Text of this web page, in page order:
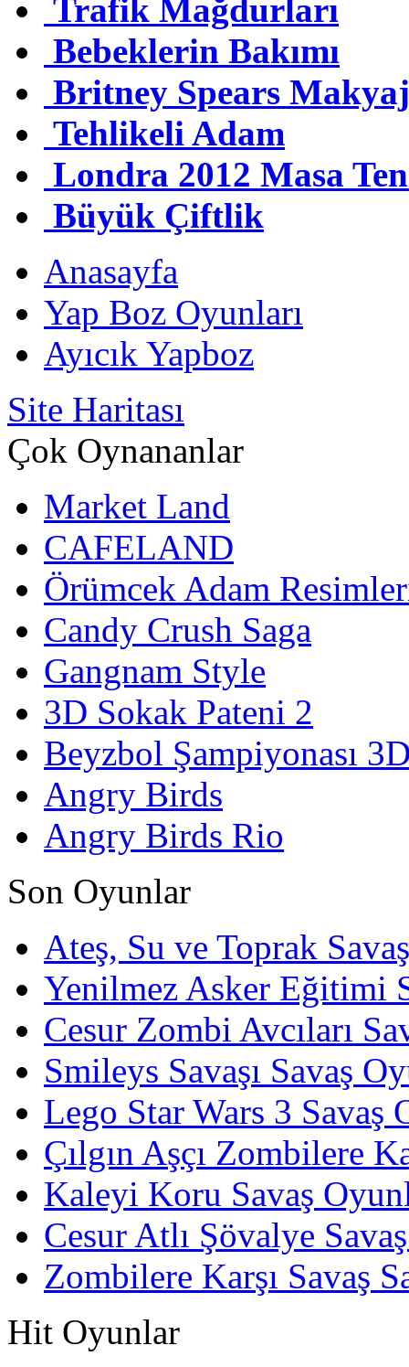
Trafik Mağdurları
Bebeklerin Bakımı
Britney Spears Makyaj
Tehlikeli Adam
Londra 2012 Masa
Büyük Çiftlik
Anasayfa
Yap Boz Oyunları
Ayıcık Yapboz
Site Haritası
Çok Oynananlar
Market Land
CAFELAND
Örümcek Adam
Candy Crush Saga
Gangnam Style
3D Sokak Pateni 2
Beyzbol Şampiyonası
Angry Birds
Angry Birds Rio
Son Oyunlar
Ateş, Su ve Toprak
Yenilmez Asker Eğitimi
Cesur Zombi Avcıları
Smileys Savaşı Savaş
Lego Star Wars 3 Savaş
Çılgın Aşçı Zombilere
Kaleyi Koru Savaş
Cesur Atlı Şövalye
Zombilere Karşı Savaş
Hit Oyunlar